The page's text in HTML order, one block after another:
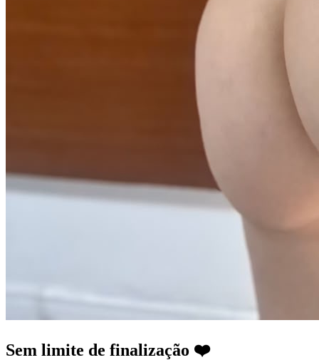
Sem limite de finalização ❤️